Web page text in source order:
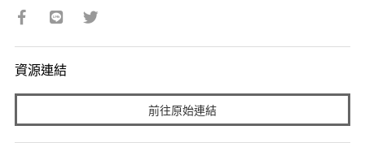
資源連結
前往原始連結